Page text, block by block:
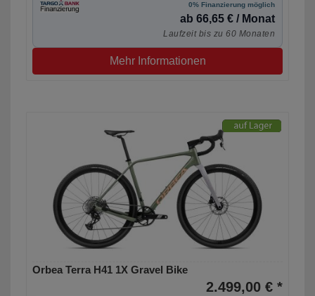
0% Finanzierung möglich
ab 66,65 € / Monat
Laufzeit bis zu 60 Monaten
Mehr Informationen
Orbea Terra H41 1X Gravel Bike
2.499,00 € *